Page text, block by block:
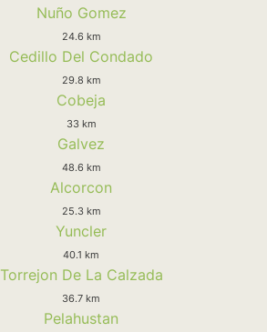
Nuño Gomez
24.6 km
Cedillo Del Condado
29.8 km
Cobeja
33 km
Galvez
48.6 km
Alcorcon
25.3 km
Yuncler
40.1 km
Torrejon De La Calzada
36.7 km
Pelahustan